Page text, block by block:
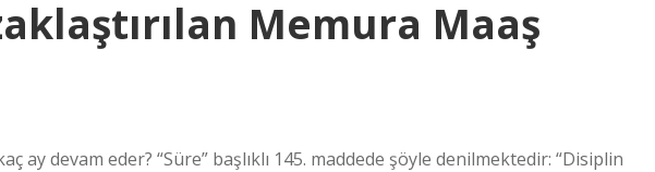
Memura Maaş
ay devam eder? “Süre” başlıklı 145. maddede şöyle denilmektedir: “Disiplin